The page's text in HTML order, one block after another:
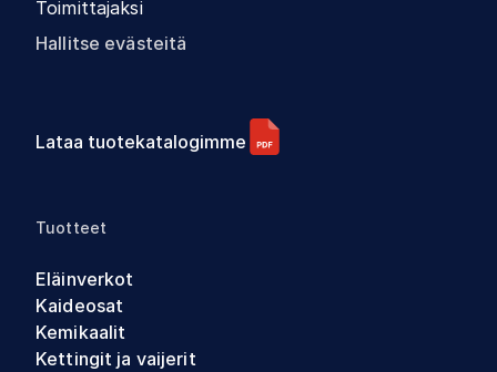
Toimittajaksi
Hallitse evästeitä
Lataa tuotekatalogimme
Tuotteet
Eläinverkot
Kaideosat
Kemikaalit
Kettingit ja vaijerit